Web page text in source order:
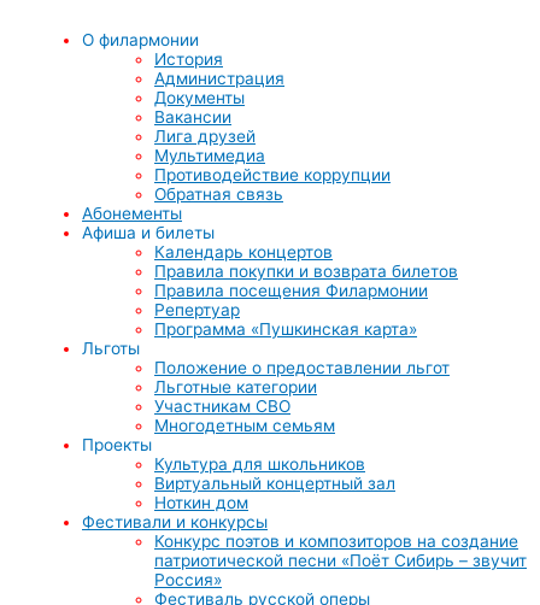
О филармонии
История
Администрация
Документы
Вакансии
Лига друзей
Мультимедиа
Противодействие коррупции
Обратная связь
Абонементы
Афиша и билеты
Календарь концертов
Правила покупки и возврата билетов
Правила посещения Филармонии
Репертуар
Программа «Пушкинская карта»
Льготы
Положение о предоставлении льгот
Льготные категории
Участникам СВО
Многодетным семьям
Проекты
Культура для школьников
Виртуальный концертный зал
Ноткин дом
Фестивали и конкурсы
Конкурс поэтов и композиторов на создание
патриотической песни «Поёт Сибирь – звучит
Россия»
Фестиваль русской оперы